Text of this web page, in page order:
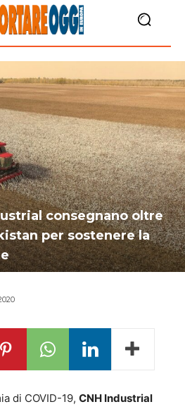
consegnano oltre
per sostenere la
di COVID-19, CNH Industrial